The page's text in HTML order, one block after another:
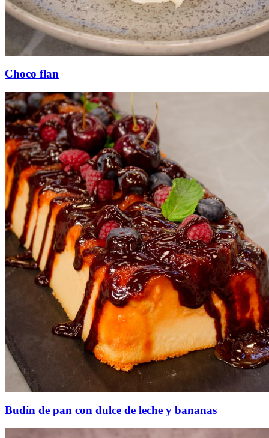
Choco flan
Budín de pan con dulce de leche y bananas